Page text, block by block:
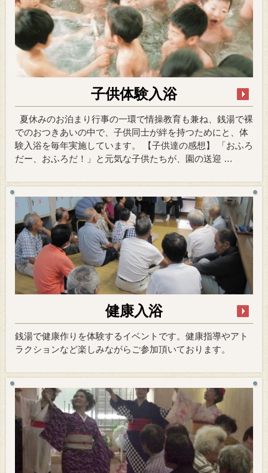
子供体験入浴
夏休みのお泊まり行事の一環で情操教育も兼ね、銭湯で裸
でのおつきあいの中で、子供同士が絆を持つためにと、体
験入浴を毎年実施しています。 【子供達の感想】 「おふろ
だー、おふろだ！」と元気な子供たちが、園の送迎 …
健康入浴
銭湯で健康作りを体験するイベントです。健康指導やアト
ラクションなど楽しみながらご参加頂いております。